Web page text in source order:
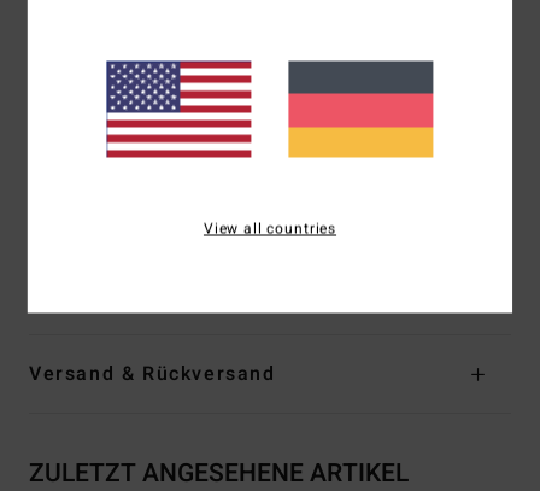
Bedeckung:Mittel
Polsterung:Keine
Träger:Verstellbare Ring- und Schieberiemen
Verschluss:S-Haken
Versand & Rückversand
ZULETZT ANGESEHENE ARTIKEL
View all countries